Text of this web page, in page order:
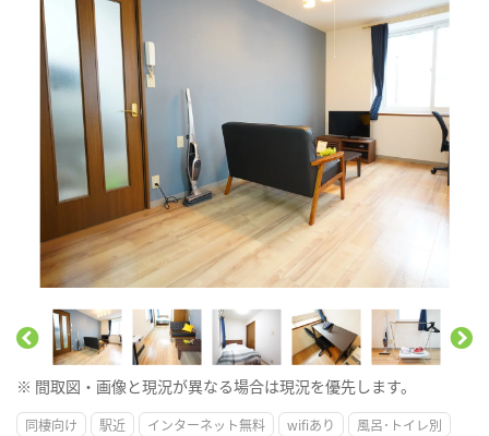
※ 間取図・画像と現況が異なる場合は現況を優先します。
同棲向け 駅近 インターネット無料 wifiあり
風呂･トイレ別